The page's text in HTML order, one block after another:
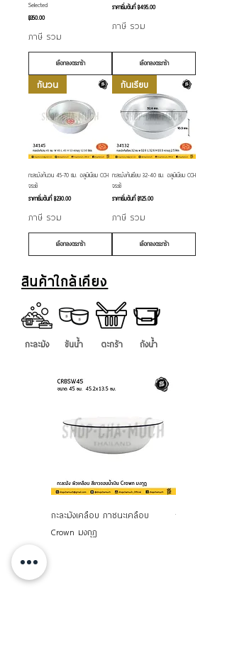
Selected
ราคา
฿350.00
ภาษี รวม
เลือกลงตระกร้า
ราคาเริ่มต้นที่฿495.00
ราคาขายลด
ภาษี รวม
เลือกลงตระกร้า
ก้นวน
กะละมังก้นวน 45-70 ซม. อลูมิเนียม CCH
จระเข้
ราคาเริ่มต้นที่฿230.00
ราคาขายลด
ภาษี รวม
เลือกลงตระกร้า
ก้นเรียบ
กะละมังก้นเรียบ 32-40 ซม. อลูมิเนียม CCH
จระเข้
ราคาเริ่มต้นที่฿125.00
ราคาขายลด
ภาษี รวม
เลือกลงตระกร้า
สินค้าใกล้เคียง
กะละมัง ขันน้ำ ตะกร้า ถังน้ำ
กะละมังเคลือบ ภาชนะเคลือบ
Crown มงกุฎ
กะละมังเคลือบ